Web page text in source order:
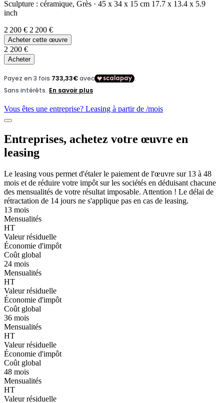
Sculpture : céramique, Grès · 45 x 34 x 15 cm 17.7 x 13.4 x 5.9
inch
2 200 € 2 200 €
Acheter cette œuvre
2 200 €
Acheter
Vous êtes une entreprise? Leasing à partir de /mois
Entreprises, achetez votre œuvre en
leasing
Le leasing vous permet d'étaler le paiement de l'œuvre sur 13 à 48
mois et de réduire votre impôt sur les sociétés en déduisant chacune
des mensualités de votre résultat imposable. Attention ! Le délai de
rétractation de 14 jours ne s'applique pas en cas de leasing.
13 mois
Mensualités
HT
Valeur résiduelle
Économie d'impôt
Coût global
24 mois
Mensualités
HT
Valeur résiduelle
Économie d'impôt
Coût global
36 mois
Mensualités
HT
Valeur résiduelle
Économie d'impôt
Coût global
48 mois
Mensualités
HT
Valeur résiduelle